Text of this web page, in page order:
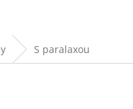
S paralaxou